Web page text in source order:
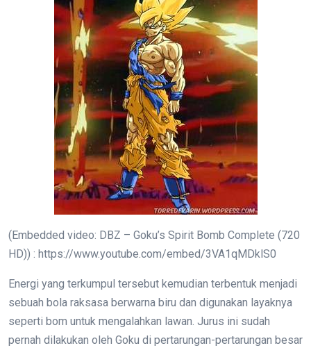
(Embedded video: DBZ – Goku’s Spirit Bomb Complete (720
HD)) : https://www.youtube.com/embed/3VA1qMDklS0
Energi yang terkumpul tersebut kemudian terbentuk menjadi
sebuah bola raksasa berwarna biru dan digunakan layaknya
seperti bom untuk mengalahkan lawan. Jurus ini sudah
pernah dilakukan oleh Goku di pertarungan-pertarungan besar